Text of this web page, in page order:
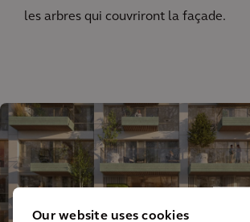
Our website uses cookies
les arbres qui couvriront la façade.